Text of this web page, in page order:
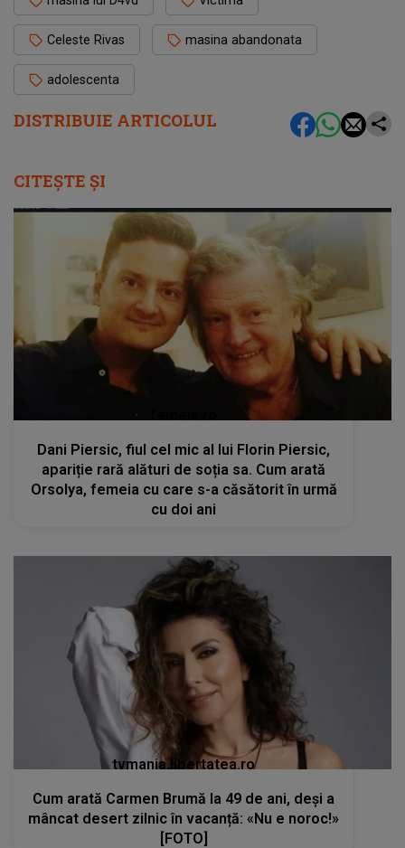
DISTRIBUIE ARTICOLUL
Celeste Rivas masina abandonata
adolescenta
CITEȘTE ȘI
Dani Piersic, fiul cel mic al lui Florin Piersic,
apariție rară alături de soția sa. Cum arată
Orsolya, femeia cu care s-a căsătorit în urmă
cu doi ani
tvmania.libertatea.ro
Cum arată Carmen Brumă la 49 de ani, deși a
mâncat desert zilnic în vacanță: «Nu e noroc!»
[FOTO]